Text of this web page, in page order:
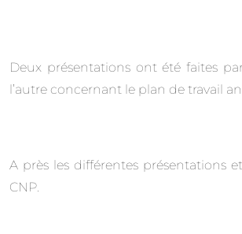
Deux présentations ont été faites
l’autre concernant le plan de travail
A près les différentes présentations
CNP.